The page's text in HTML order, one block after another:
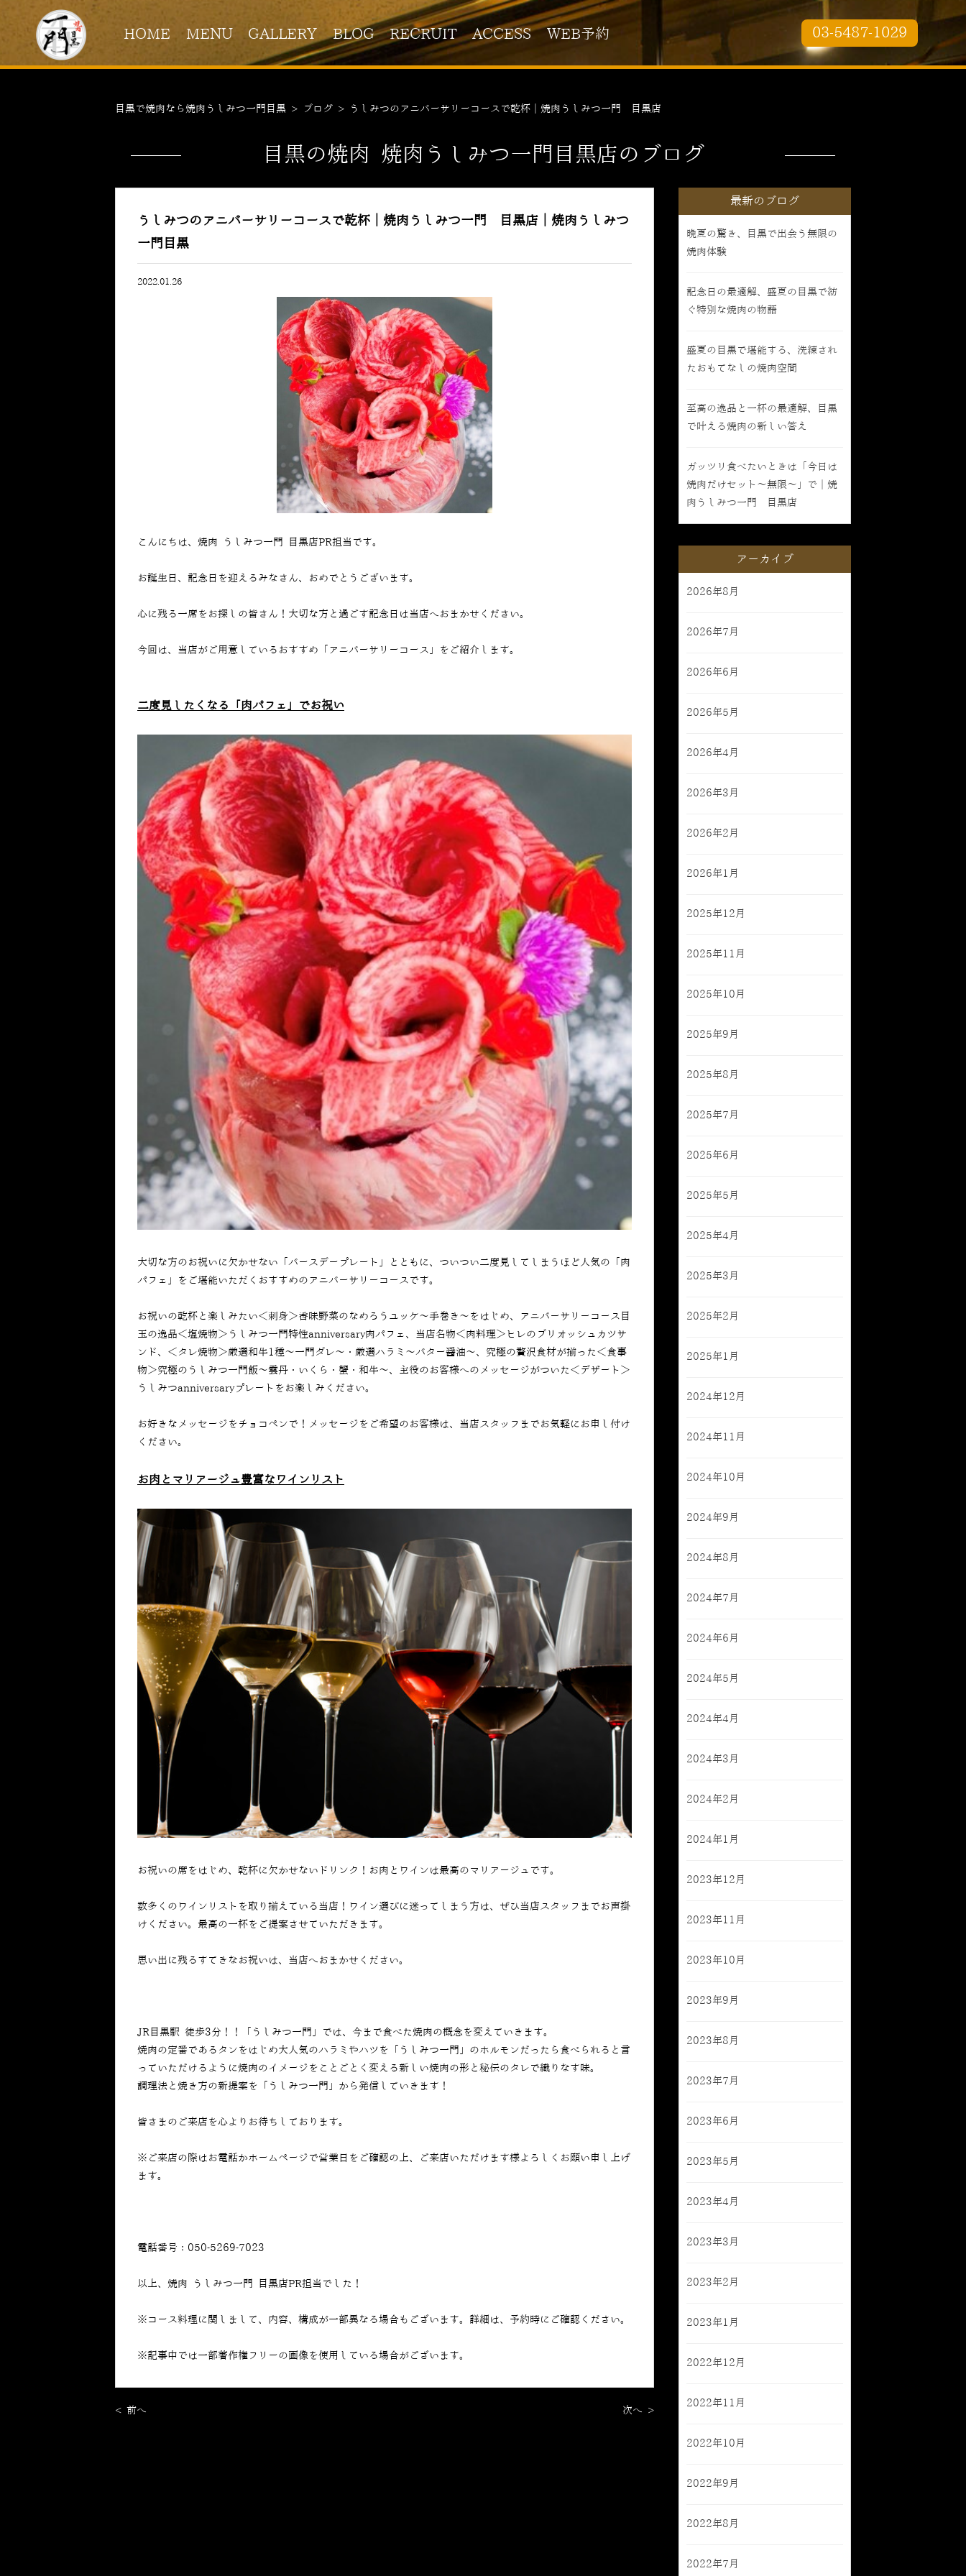
HOME MENU GALLERY BLOG RECRUIT ACCESS WEB予約 03-5487-1029
目黒で焼肉なら焼肉うしみつ一門目黒 > ブログ > うしみつのアニバーサリーコースで乾杯｜焼肉うしみつ一門 目黒店
目黒の焼肉 焼肉うしみつ一門目黒店のブログ
うしみつのアニバーサリーコースで乾杯｜焼肉うしみつ一門 目黒店｜焼肉うしみつ
一門目黒
2022.01.26
こんにちは、焼肉 うしみつ一門 目黒店PR担当です。
お誕生日、記念日を迎えるみなさん、おめでとうございます。
心に残る一席をお探しの皆さん！大切な方と過ごす記念日は当店へおまかせください。
今回は、当店がご用意しているおすすめ「アニバーサリーコース」をご紹介します。
二度見したくなる「肉パフェ」でお祝い
大切な方のお祝いに欠かせない「バースデープレート」とともに、ついつい二度見してしまうほど人気の「肉
パフェ」をご堪能いただくおすすめのアニバーサリーコースです。
お祝いの乾杯と楽しみたい＜刺身＞香味野菜のなめろうユッケ〜手巻き〜をはじめ、アニバーサリーコース目
玉の逸品＜塩焼物＞うしみつ一門特性anniversary肉パフェ、当店名物＜肉料理＞ヒレのブリオッシュカツサ
ンド、＜タレ焼物＞厳選和牛1種〜一門ダレ〜・厳選ハラミ〜バター醤油〜、究極の贅沢食材が揃った＜食事
物＞究極のうしみつ一門飯〜雲丹・いくら・蟹・和牛〜、主役のお客様へのメッセージがついた＜デザート＞
うしみつanniversaryプレートをお楽しみください。
お好きなメッセージをチョコペンで！メッセージをご希望のお客様は、当店スタッフまでお気軽にお申し付け
ください。
お肉とマリアージュ豊富なワインリスト
お祝いの席をはじめ、乾杯に欠かせないドリンク！お肉とワインは最高のマリアージュです。
数多くのワインリストを取り揃えている当店！ワイン選びに迷ってしまう方は、ぜひ当店スタッフまでお声掛
けください。最高の一杯をご提案させていただきます。
思い出に残るすてきなお祝いは、当店へおまかせください。
JR目黒駅 徒歩3分！！「うしみつ一門」では、今まで食べた焼肉の概念を変えていきます。
焼肉の定番であるタンをはじめ大人気のハラミやハツを「うしみつ一門」のホルモンだったら食べられると言
っていただけるように焼肉のイメージをことごとく変える新しい焼肉の形と秘伝のタレで織りなす味。
調理法と焼き方の新提案を「うしみつ一門」から発信していきます！
皆さまのご来店を心よりお待ちしております。
※ご来店の際はお電話かホームページで営業日をご確認の上、ご来店いただけます様よろしくお願い申し上げ
ます。
電話番号：050-5269-7023
以上、焼肉 うしみつ一門 目黒店PR担当でした！
※コース料理に関しまして、内容、構成が一部異なる場合もございます。詳細は、予約時にご確認ください。
※記事中では一部著作権フリーの画像を使用している場合がございます。
< 前へ 次へ >
最新のブログ
晩夏の驚き、目黒で出会う無限の
焼肉体験
記念日の最適解、盛夏の目黒で紡
ぐ特別な焼肉の物語
盛夏の目黒で堪能する、洗練され
たおもてなしの焼肉空間
至高の逸品と一杯の最適解、目黒
で叶える焼肉の新しい答え
ガッツリ食べたいときは「今日は
焼肉だけセット〜無限〜」で｜焼
肉うしみつ一門 目黒店
アーカイブ
2026年8月
2026年7月
2026年6月
2026年5月
2026年4月
2026年3月
2026年2月
2026年1月
2025年12月
2025年11月
2025年10月
2025年9月
2025年8月
2025年7月
2025年6月
2025年5月
2025年4月
2025年3月
2025年2月
2025年1月
2024年12月
2024年11月
2024年10月
2024年9月
2024年8月
2024年7月
2024年6月
2024年5月
2024年4月
2024年3月
2024年2月
2024年1月
2023年12月
2023年11月
2023年10月
2023年9月
2023年8月
2023年7月
2023年6月
2023年5月
2023年4月
2023年3月
2023年2月
2023年1月
2022年12月
2022年11月
2022年10月
2022年9月
2022年8月
2022年7月